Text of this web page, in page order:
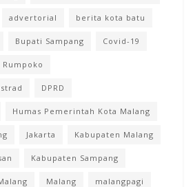
advertorial berita kota batu
Bupati Sampang Covid-19
DPRD
Humas Pemerintah Kota Malang
Jakarta Kabupaten Malang
Kabupaten Sampang
Malang malangpagi